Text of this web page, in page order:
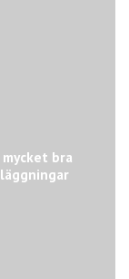
mycket bra